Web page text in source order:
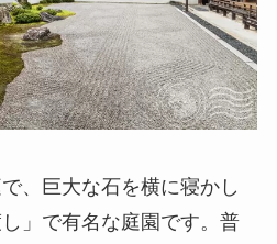
、巨大な石を横に寝かし
」で有名な庭園です。普